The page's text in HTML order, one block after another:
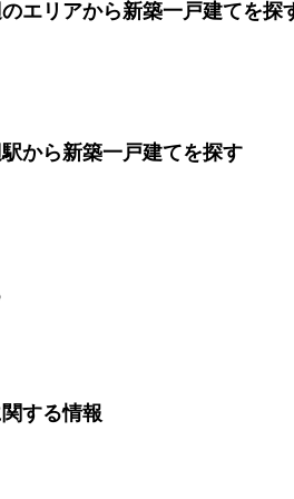
エリアから新築一戸建てを探
から新築一戸建てを探す
する情報